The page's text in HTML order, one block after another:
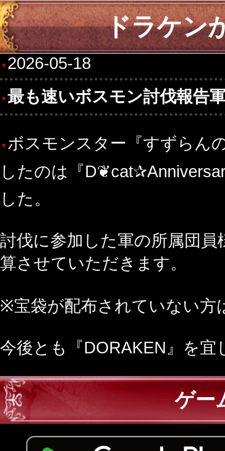
ドラケン
2026-05-18
最も速いボスモン討伐報告
ボスモンスター『すずらん
したのは『
した。
討伐に参加した軍の所属団
算させていただきます。
※宝袋が配布されていない方
今後とも『DORAKEN』を
ゲー